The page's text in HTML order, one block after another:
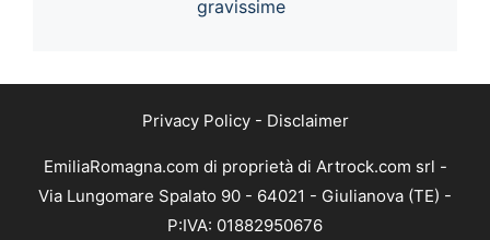
gravissime
Privacy Policy- Disclaimer
EmiliaRomagna.com di proprietà di Artrock.com srl -
Via Lungomare Spalato 90 - 64021 - Giulianova (TE) -
P:IVA: 01882950676